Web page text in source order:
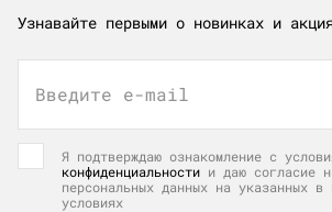
Узнавайте первыми о новинках и
Введите e-mail
Я подтверждаю ознакомление с
конфиденциальности и даю согласие
персональных данных на указанных
условиях